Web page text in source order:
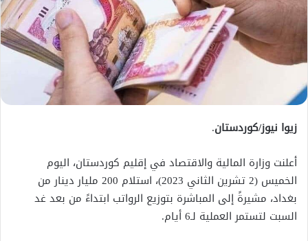
زيوا نيوز/كوردستان.
أعلنت وزارة المالية والاقتصاد في إقليم كوردستان، اليوم
الخميس (2 تشرين الثاني 2023)، استلام 200 مليار دينار من
بغداد، مشيرةً إلى المباشرة بتوزيع الرواتب ابتداءً من بعد غد
السبت لتستمر العملية لـ6 أيام.